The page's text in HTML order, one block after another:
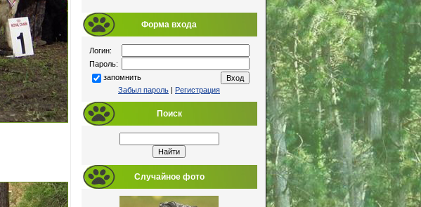
Форма входа
Логин:
Пароль:
запомнить
Забыл пароль
Регистрация
Поиск
Случайное фото